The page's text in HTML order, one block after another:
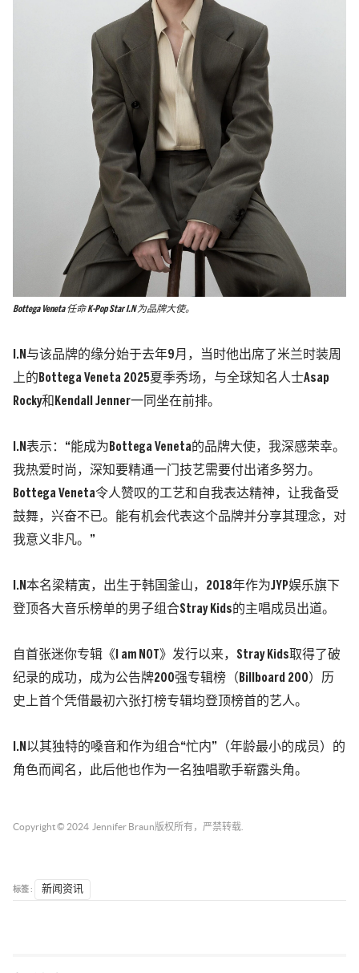
Bottega Veneta 任命 K-Pop Star I.N 为品牌大使。
I.N与该品牌的缘分始于去年9月，当时他出席了米兰时装周
上的Bottega Veneta 2025夏季秀场，与全球知名人士Asap
Rocky和Kendall Jenner一同坐在前排。
I.N表示：“能成为Bottega Veneta的品牌大使，我深感荣幸。
我热爱时尚，深知要精通一门技艺需要付出诸多努力。
Bottega Veneta令人赞叹的工艺和自我表达精神，让我备受
鼓舞，兴奋不已。能有机会代表这个品牌并分享其理念，对
我意义非凡。”
I.N本名梁精寅，出生于韩国釜山，2018年作为JYP娱乐旗下
登顶各大音乐榜单的男子组合Stray Kids的主唱成员出道。
自首张迷你专辑《I am NOT》发行以来，Stray Kids取得了破
纪录的成功，成为公告牌200强专辑榜（Billboard 200）历
史上首个凭借最初六张打榜专辑均登顶榜首的艺人。
I.N以其独特的嗓音和作为组合“忙内”（年龄最小的成员）的
角色而闻名，此后他也作为一名独唱歌手崭露头角。
Copyright © 2024 Jennifer Braun 版权所有，严禁转载.
标签 : 新闻资讯